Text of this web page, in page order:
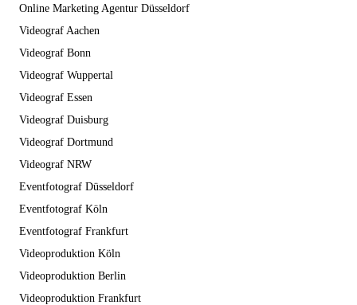
Online Marketing Agentur Düsseldorf
Videograf Aachen
Videograf Bonn
Videograf Wuppertal
Videograf Essen
Videograf Duisburg
Videograf Dortmund
Videograf NRW
Eventfotograf Düsseldorf
Eventfotograf Köln
Eventfotograf Frankfurt
Videoproduktion Köln
Videoproduktion Berlin
Videoproduktion Frankfurt